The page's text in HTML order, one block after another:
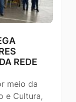
REDE
meio da
e Cultura,